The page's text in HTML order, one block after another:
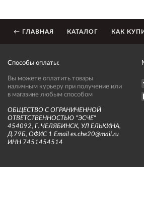
← ГЛАВНАЯ КАТАЛОГ КАК
Способы оплаты:
Вы можете оплатить товары
наличным курьеру при получение или
в магазине любым способом
ОБЩЕСТВО С ОГРАНИЧЕННОЙ
ОТВЕТСТВЕННОСТЬЮ "ЭСЧЕ"
454092, Г. ЧЕЛЯБИНСК, УЛ ЕЛЬКИНА,
Д.79Б, ОФИС 1 Email es.che20@mail.ru
ИНН 7451454514